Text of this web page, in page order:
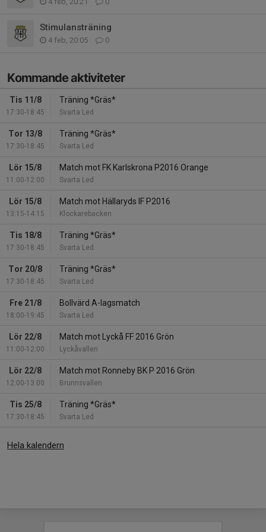
Stimulansträning
4 feb, 20:05 0
Kommande aktiviteter
Tis 11/8
17:30-18:45
Träning *Gräs*
Svarta Led
Tor 13/8
17:30-18:45
Träning *Gräs*
Svarta Led
Lör 15/8
11:00-12:00
Match mot FK Karlskrona P2016 Orange
Svarta Led
Lör 15/8
13:15-14:15
Match mot Hällaryds IF P2016
Klockarebacken
Tis 18/8
17:30-18:45
Träning *Gräs*
Svarta Led
Tor 20/8
17:30-18:45
Träning *Gräs*
Svarta Led
Fre 21/8
18:00-19:45
Bollvärd A-lagsmatch
Svarta Led
Lör 22/8
11:00-12:00
Match mot Lyckå FF 2016 Grön
Lyckåvallen
Lör 22/8
12:00-13:00
Match mot Ronneby BK P 2016 Grön
Brunnsvallen
Tis 25/8
17:30-18:45
Träning *Gräs*
Svarta Led
Hela kalendern